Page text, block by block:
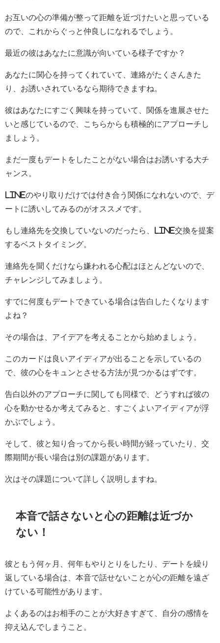
お互いの心の準備が整って距離を近づけたいと思っている
ので、これからぐっと仲良しになれるでしょう。
最近の彼はあなたに意識が向いている様子ですか？
あなたに関心を持ってくれていて、連絡がたくさんきた
り、お誘いされているなら期待できますね。
彼はあなたにすごく興味を持っていて、関係を進展させた
いと感じているので、こちらからも積極的にアプローチし
ましょう。
まだ一度もデートをしたことがない場合はお誘いする大チ
ャンス。
LINEのやり取りだけでは付き合う関係になれないので、デ
ートに誘いしてみるのがオススメです。
もし連絡先を交換していないのだったら、LINE交換を提案
するベストタイミング。
連絡先を聞くだけなら嫌われる心配はほとんどないので、
チャレンジしてみましょう。
すでに何度もデートできている場合は告白したくなります
よね？
その場合は、アイデアを考えることから始めましょう。
このカードは良いアイディアが出ることを示しているの
で、彼の心をキュンとさせる方法が見つかるはずです。
告白以外のアプローチに関しても同様で、どうすれば彼の
心を動かせるか考えてみると、すごくよいアイディアが浮
かぶでしょう。
そして、彼と知り合ってから長い時間が経っていたり、交
際期間が長い場合は別の課題があります。
次はその課題について詳しく説明しますね。
本音で話さないと心の距離は近づか
ない！
彼ともう何ヶ月、何年もやりとりをしたり、デートを繰り
返している場合は、本音で話せないことが心の距離を遠ざ
けている可能性があります。
よくあるのはお相手のことが大好きすぎて、自分の感情を
抑え込んでしまうこと。